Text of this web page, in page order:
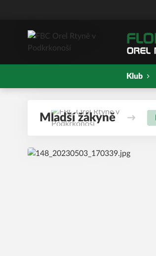
Klub
Mladší žákyně